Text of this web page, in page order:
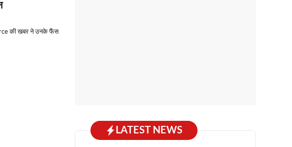
की खबर ने उनके फैंस
LATEST NEWS